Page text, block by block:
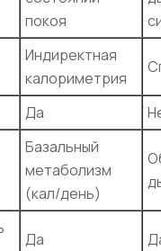
покоя
Индиректная
калориметрия
Да
Базальный
метаболизм
(кал/день)
Да